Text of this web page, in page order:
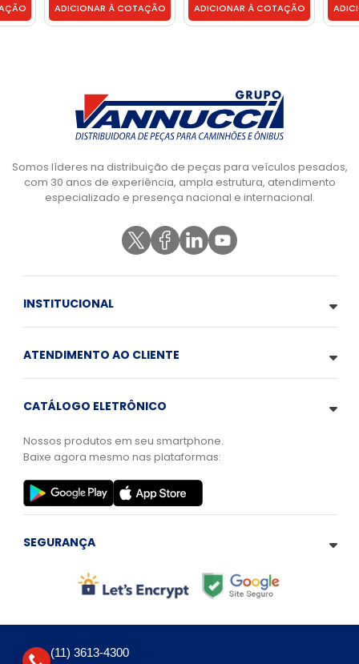
ADICIONAR À COTAÇÃO ADICIONAR À COTAÇÃO
Somos líderes na distribuição de peças para veículos pesados,
com 30 anos de experiência, ampla estrutura, atendimento
especializado e presença nacional e internacional.
INSTITUCIONAL
ATENDIMENTO AO CLIENTE
CATÁLOGO ELETRÔNICO
Nossos produtos em seu smartphone.
Baixe agora mesmo nas plataformas:
SEGURANÇA
(11) 3613-4300